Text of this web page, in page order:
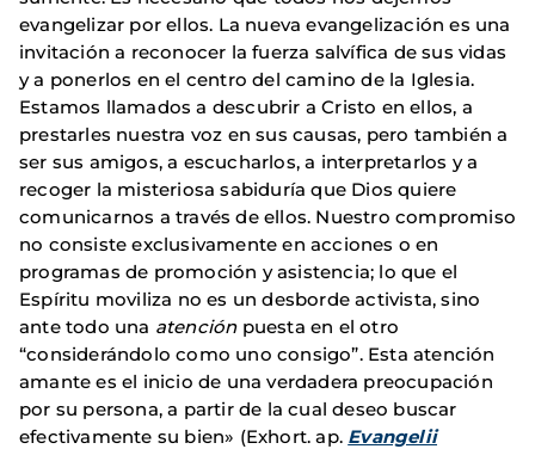
evangelizar por ellos. La nueva evangelización es una
invitación a reconocer la fuerza salvífica de sus vidas
y a ponerlos en el centro del camino de la Iglesia.
Estamos llamados a descubrir a Cristo en ellos, a
prestarles nuestra voz en sus causas, pero también a
ser sus amigos, a escucharlos, a interpretarlos y a
recoger la misteriosa sabiduría que Dios quiere
comunicarnos a través de ellos. Nuestro compromiso
no consiste exclusivamente en acciones o en
programas de promoción y asistencia; lo que el
Espíritu moviliza no es un desborde activista, sino
ante todo una atenciónpuesta en el otro
“considerándolo como uno consigo”. Esta atención
amante es el inicio de una verdadera preocupación
por su persona, a partir de la cual deseo buscar
efectivamente su bien» (Exhort. ap. Evangelii